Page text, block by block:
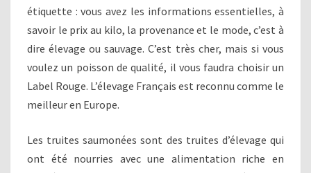
étiquette : vous avez les informations essentielles, à
savoir le prix au kilo, la provenance et le mode, c’est à
dire élevage ou sauvage. C’est très cher, mais si vous
voulez un poisson de qualité, il vous faudra choisir un
Label Rouge. L’élevage Français est reconnu comme le
meilleur en Europe.
Les truites saumonées sont des truites d’élevage qui
ont été nourries avec une alimentation riche en